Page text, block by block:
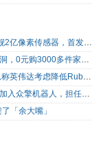
三星发布ISOCELL HPC旗舰2亿像素传感器，首发16-bit RAW输出
电商平台前员工利用系统漏洞，0元购3000多件家电！
为缓解HBM供应短缺，消息称英伟达考虑降低Rubin Ultra GPU配置
消息称前小鹏副总裁陈永海加入众擎机器人，担任运营总裁
「余大嘴」